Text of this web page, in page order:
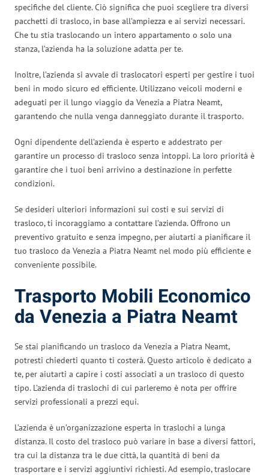
specifiche del cliente. Ciò significa che puoi scegliere tra diversi
pacchetti di trasloco, in base all’ampiezza e ai servizi necessari.
Che tu stia traslocando un intero appartamento o solo una
stanza, l’azienda ha la soluzione adatta per te.
Inoltre, l’azienda si avvale di traslocatori esperti per gestire i tuoi
beni in modo sicuro ed efficiente. Utilizzano veicoli moderni e
adeguati per il lungo viaggio da Venezia a Piatra Neamt,
garantendo che nulla venga danneggiato durante il trasporto.
Ogni dipendente dell’azienda è esperto e addestrato per
garantire un processo di trasloco senza intoppi. La loro priorità è
garantire che i tuoi beni arrivino a destinazione in perfette
condizioni.
Se desideri ulteriori informazioni sui costi e sui servizi di
trasloco, ti incoraggiamo a contattare l’azienda. Offrono un
preventivo gratuito e senza impegno, per aiutarti a pianificare il
tuo trasloco da Venezia a Piatra Neamt nel modo più efficiente e
conveniente possibile.
Trasporto Mobili Economico
da Venezia a Piatra Neamt
Se stai pianificando un trasloco da Venezia a Piatra Neamt,
potresti chiederti quanto ti costerà. Questo articolo è dedicato a
te, per aiutarti a capire i costi associati a un trasloco di questo
tipo. L’azienda di traslochi di cui parleremo è nota per offrire
servizi professionali a prezzi equi.
L’azienda è un’organizzazione esperta in traslochi a lunga
distanza. Il costo del trasloco può variare in base a diversi fattori,
tra cui la distanza tra le due città, la quantità di beni da
trasportare e i servizi aggiuntivi richiesti. Ad esempio, traslocare